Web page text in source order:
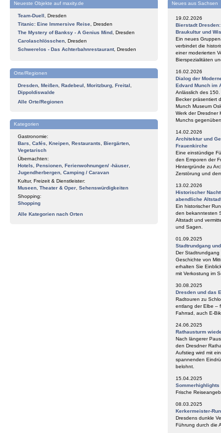
Neueste Objekte auf maxity.de
Team-Duell
Dresden
Titanic: Eine Immersive Reise Dresden
The Mystery of Banksy - A Genius Mind Dresden
Carolaschlösschen Dresden
Schwerelos - Das Achterbahnrestaurant, Dresden
Orte/Regionen
Dresden Meißen Radebeul Moritzburg Freital
Dippoldiswalde
Alle Orte/Regionen
Kategorien
Gastronomie:
Bars
Cafés Kneipen Restaurants Biergärten
Vegetarisch
Übernachten:
Hotels
Pensionen Ferienwohnungen/ -häuser
Jugendherbergen Camping / Caravan
Kultur, Freizeit & Dienstleister:
Museen Theater & Oper Sehenswürdigkeiten
Shopping:
Shopping
Alle Kategorien nach Orten
Neues aus Sachsen
19.02.2026
Bierstadt
Braukultur und
Ein neues
verbindet die
einer moderierten
Bierspezialitäten
16.02.2026
Dialog der
Edvard Munch im
Anlässlich des
Becker präsentiert
Munch Museum
Werk der Dresdner
Munchs
14.02.2026
Architektur und
Frauenkirche
Eine einstündige
den Emporen der
Hintergründe zu
Zerstörung und
13.02.2026
Historischer
abendliche
Ein historischer
den bekanntesten
Altstadt und
und Sagen.
01.09.2025
Stadtrundgang
Der Stadtrundgang
Geschichte von
erhalten Sie
mit Verkostung im
30.08.2025
Dresden und das
Radtouren zu
entlang der Elbe –
Fahrrad, auch E-
24.06.2025
Rathausturm
Nach längerer
den Dresdner
Aufstieg wird mit
spannenden
belohnt.
15.04.2025
Sommerhighlights
Frische
08.03.2025
Kerkermeister-
Dresdens dunkle
Führung durch die